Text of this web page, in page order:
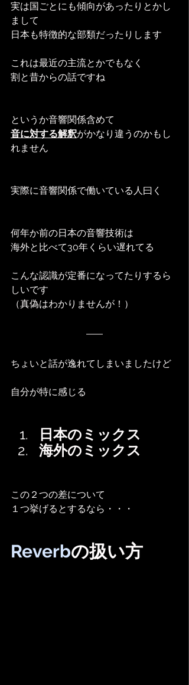
実は国ごとにも傾向があったりとかし
まして
日本も特徴的な部類だったりします
これは最近の主流とかでもなく
割と昔からの話ですね
というか音響関係含めて
音に対する解釈がかなり違うのかもし
れません
実際に音響関係で働いている人曰く
何年か前の日本の音響技術は
海外と比べて30年くらい遅れてる
こんな認識が定番になってたりするら
しいです
（真偽はわかりませんが！）
ちょいと話が逸れてしまいましたけど
自分が特に感じる
日本のミックス
海外のミックス
この２つの差について
１つ挙げるとするなら・・・
Reverbの扱い方